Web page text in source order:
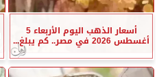
أسعار الذهب اليوم الأربعاء 5
أغسطس 2026 في مصر.. كم يبلغ...